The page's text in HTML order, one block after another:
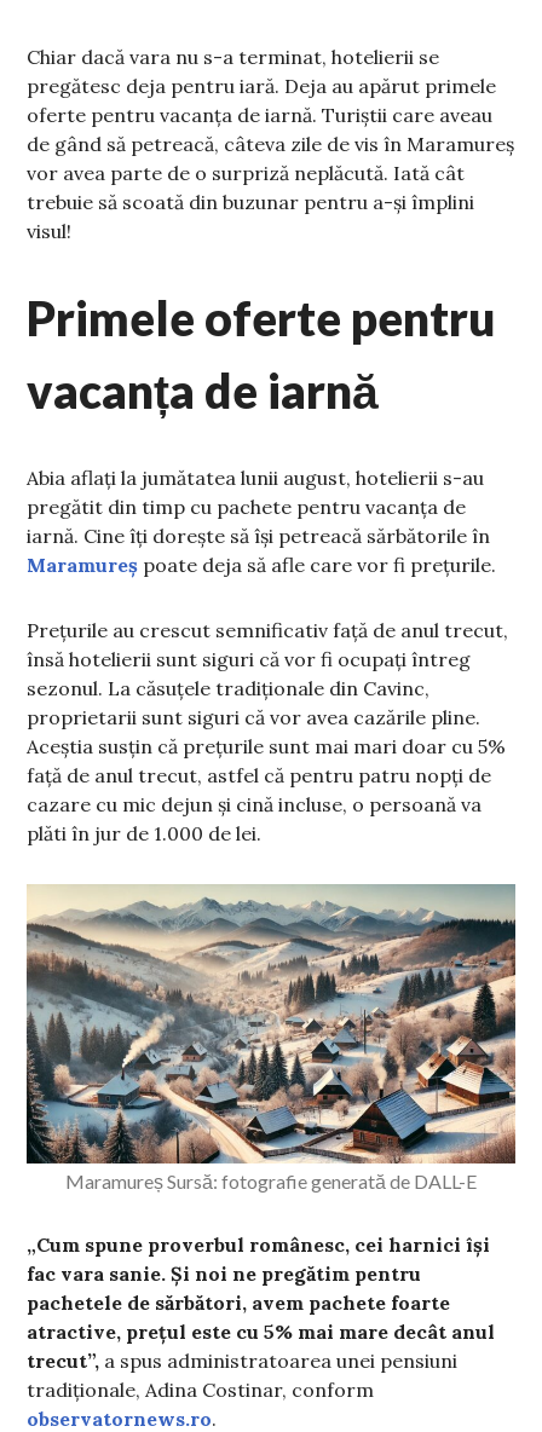
Chiar dacă vara nu s-a terminat, hotelierii se
pregătesc deja pentru iară. Deja au apărut primele
oferte pentru vacanța de iarnă. Turiștii care aveau
de gând să petreacă, câteva zile de vis în Maramureș
vor avea parte de o surpriză neplăcută. Iată cât
trebuie să scoată din buzunar pentru a-și împlini
visul!
Primele oferte pentru
vacanța de iarnă
Abia aflați la jumătatea lunii august, hotelierii s-au
pregătit din timp cu pachete pentru vacanța de
iarnă. Cine îți dorește să își petreacă sărbătorile în
Maramureș poate deja să afle care vor fi prețurile.
Prețurile au crescut semnificativ față de anul trecut,
însă hotelierii sunt siguri că vor fi ocupați întreg
sezonul. La căsuțele tradiționale din Cavinc,
proprietarii sunt siguri că vor avea cazările pline.
Aceștia susțin că prețurile sunt mai mari doar cu 5%
față de anul trecut, astfel că pentru patru nopți de
cazare cu mic dejun și cină incluse, o persoană va
plăti în jur de 1.000 de lei.
Maramureș Sursă: fotografie generată de DALL-E
„Cum spune proverbul românesc, cei harnici își
fac vara sanie. Și noi ne pregătim pentru
pachetele de sărbători, avem pachete foarte
atractive, prețul este cu 5% mai mare decât anul
trecut”, a spus administratoarea unei pensiuni
tradiționale, Adina Costinar, conform
observatornews.ro.